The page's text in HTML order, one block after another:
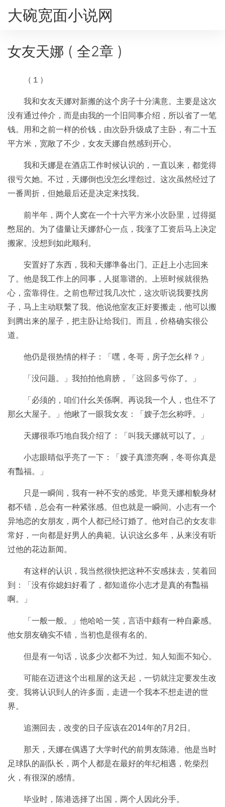
大碗宽面小说网
女友天娜 ( 全2章 )
（１）
我和女友天娜对新搬的这个房子十分满意。主要是这次
没有通过仲介，而是由我的一个旧同事介绍，所以省了一笔
钱。用和之前一样的价钱，由次卧升级成了主卧，有二十五
平方米，宽敞了不少，女友天娜自然感到开心。
我和天娜是在酒店工作时候认识的，一直以来，都觉得
很亏欠她。不过，天娜倒也没怎幺埋怨过。这次虽然经过了
一番周折，但她最后还是决定来找我。
前半年，两个人窝在一个十六平方米小次卧里，过得挺
憋屈的。为了儘量让天娜舒心一点，我涨了工资后马上决定
搬家。没想到如此顺利。
安置好了东西，我和天娜準备出门。正赶上小志回来
了。他是我工作上的同事，人挺靠谱的。上班时候就很热
心，蛮靠得住。之前也帮过我几次忙，这次听说我要找房
子，马上主动联繫了我。他说他室友正好要搬走，他可以搬
到腾出来的屋子，把主卧让给我们。而且，价格确实很公
道。
他仍是很热情的样子：「嘿，冬哥，房子怎幺样？」
「没问题。」我拍拍他肩膀，「这回多亏你了。」
「必须的，咱们什幺关係啊。再说我一个人，也住不了
那幺大屋子。」他瞅了一眼我女友：「嫂子怎幺称呼。」
天娜很乖巧地自我介绍了：「叫我天娜就可以了。」
小志眼睛似乎亮了一下：「嫂子真漂亮啊，冬哥你真是
有豔福。」
只是一瞬间，我有一种不安的感觉。毕竟天娜相貌身材
都不错，总会有一种紧张感。但也就是一瞬间。小志有一个
异地恋的女朋友，两个人都已经订婚了。他对自己的女友非
常好，一向都是好男人的典範。认识这幺多年，从来没有听
过他的花边新闻。
有这样的认识，我当然很快把这种不安感抹去，笑着回
到：「没有你媳妇好看了，都知道你小志才是真的有豔福
啊。」
「一般一般。」他哈哈一笑，言语中颇有一种自豪感。
他女朋友确实不错，当初也是很有名的。
但是有一句话，说多少次都不为过。知人知面不知心。
可能在迈进这个出租屋的这天起，一切就注定要发生改
变。我将认识到人的许多面，走进一个我本不想走进的世
界。
追溯回去，改变的日子应该在2014年的7月2日。
那天，天娜在偶遇了大学时代的前男友陈港。他是当时
足球队的副队长，两个人都是在最好的年纪相遇，乾柴烈
火，有很深的感情。
毕业时，陈港选择了出国，两个人因此分手。